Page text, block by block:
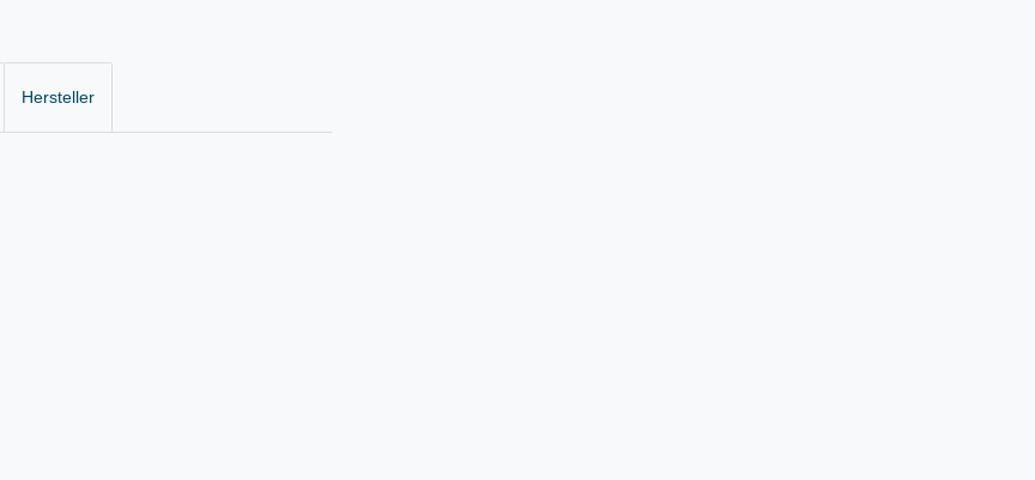
Hersteller